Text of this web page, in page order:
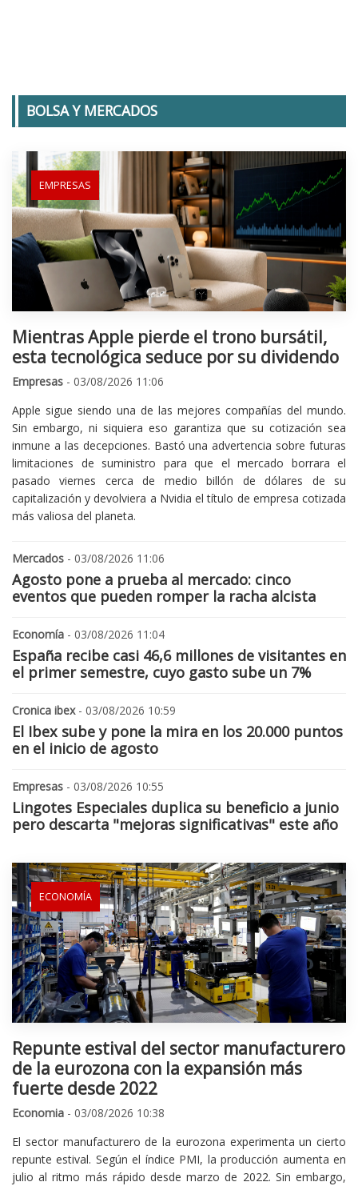
BOLSA Y MERCADOS
EMPRESAS
Mientras Apple pierde el trono bursátil,
esta tecnológica seduce por su dividendo
Empresas - 03/08/2026 11:06
Apple sigue siendo una de las mejores compañías del mundo.
Sin embargo, ni siquiera eso garantiza que su cotización sea
inmune a las decepciones. Bastó una advertencia sobre futuras
limitaciones de suministro para que el mercado borrara el
pasado viernes cerca de medio billón de dólares de su
capitalización y devolviera a Nvidia el título de empresa cotizada
más valiosa del planeta.
Mercados - 03/08/2026 11:06
Agosto pone a prueba al mercado: cinco
eventos que pueden romper la racha alcista
Economía - 03/08/2026 11:04
España recibe casi 46,6 millones de visitantes en
el primer semestre, cuyo gasto sube un 7%
Cronica ibex- 03/08/2026 10:59
El Ibex sube y pone la mira en los 20.000 puntos
en el inicio de agosto
Empresas - 03/08/2026 10:55
Lingotes Especiales duplica su beneficio a junio
pero descarta "mejoras significativas" este año
ECONOMÍA
Repunte estival del sector manufacturero
de la eurozona con la expansión más
fuerte desde 2022
Economia - 03/08/2026 10:38
El sector manufacturero de la eurozona experimenta un cierto
repunte estival. Según el índice PMI, la producción aumenta en
julio al ritmo más rápido desde marzo de 2022. Sin embargo,